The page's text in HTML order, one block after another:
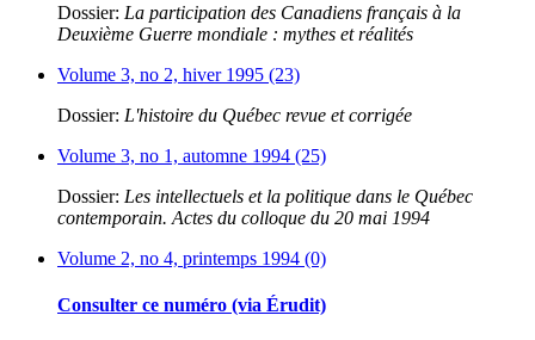
Dossier: La participation des Canadiens français à la
Deuxième Guerre mondiale : mythes et réalités
Volume 3, no 2, hiver 1995 (23)
Dossier: L'histoire du Québec revue et corrigée
Volume 3, no 1, automne 1994 (25)
Dossier: Les intellectuels et la politique dans le Québec
contemporain. Actes du colloque du 20 mai 1994
Volume 2, no 4, printemps 1994 (0)
Consulter ce numéro (via Érudit)